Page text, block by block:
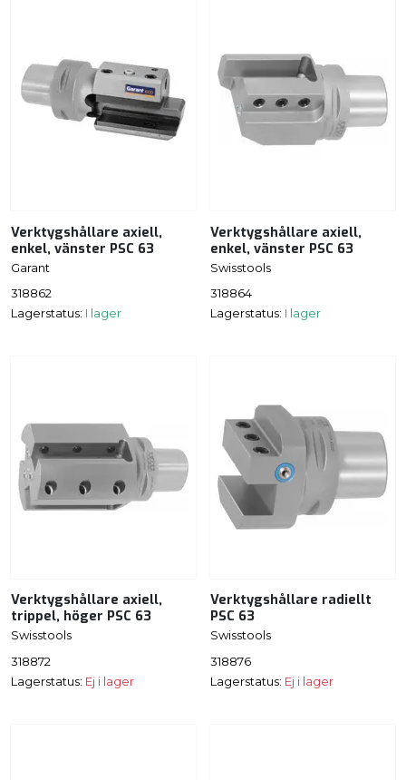
Verktygshållare axiell,
enkel, vänster PSC 63
Garant
318862
Lagerstatus: I lager
Verktygshållare axiell,
enkel, vänster PSC 63
Swisstools
318864
Lagerstatus: I lager
Verktygshållare axiell,
trippel, höger PSC 63
Swisstools
318872
Lagerstatus: Ej i lager
Verktygshållare radiellt
PSC 63
Swisstools
318876
Lagerstatus: Ej i lager